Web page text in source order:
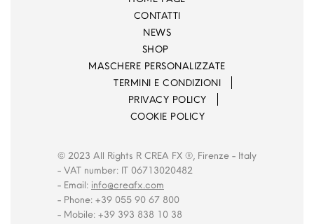
CONTATTI
NEWS
SHOP
MASCHERE PERSONALIZZATE
TERMINI E CONDIZIONI
PRIVACY POLICY
COOKIE POLICY
© 2023 All Rights R CREA FX ®, Firenze - Italy
- VAT number: IT 06713020482
- Email: info@creafx.com
- Phone: +39 055 90 67 800
- Mobile: +39 393 838 10 38